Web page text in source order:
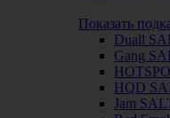
Показать
Duall
Gang
HQD
Jam